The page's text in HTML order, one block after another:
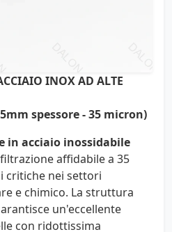
INOX AD ALTE
spessore - 35 micron)
in acciaio inossidabile
affidabile a 35
critiche nei settori
e chimico. La struttura
un'eccellente
con ridottissima